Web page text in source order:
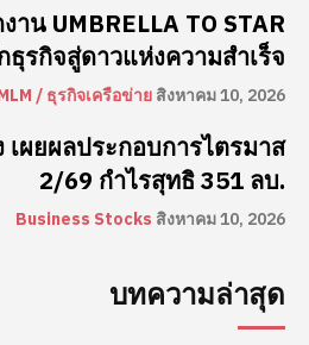
าน UMBRELLA TO STAR
รกิจสู่ดาวแห่งความสำเร็จ
/ ธุรกิจเครือข่ายสิงหาคม 10, 2026
เผยผลประกอบการไตรมาส
2/69 กำไรสุทธิ 351 ลบ.
Business Stocks สิงหาคม 10, 2026
บทความล่าสุด